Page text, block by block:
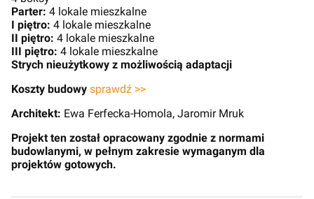
Parter: 4 lokale mieszkalne
I piętro: 4 lokale mieszkalne
II piętro: 4 lokale mieszkalne
III piętro: 4 lokale mieszkalne
Strych nieużytkowy z możliwością adaptacji
Koszty budowy sprawdź >>
Architekt: Ewa Ferfecka-Homola, Jaromir Mruk
Projekt ten został opracowany zgodnie z normami
budowlanymi, w pełnym zakresie wymaganym dla
projektów gotowych.